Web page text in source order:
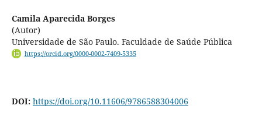
Camila Aparecida Borges
(Autor)
Universidade de São Paulo. Faculdade de Saúde Pública
https://orcid.org/0000-0002-7409-5335
DOI: https://doi.org/10.11606/9786588304006